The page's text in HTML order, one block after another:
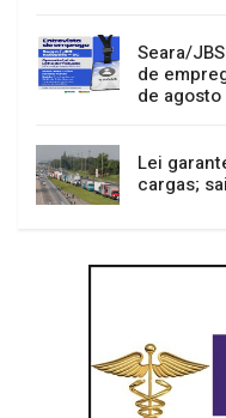
Seara/
de
de agosto
Lei
cargas;